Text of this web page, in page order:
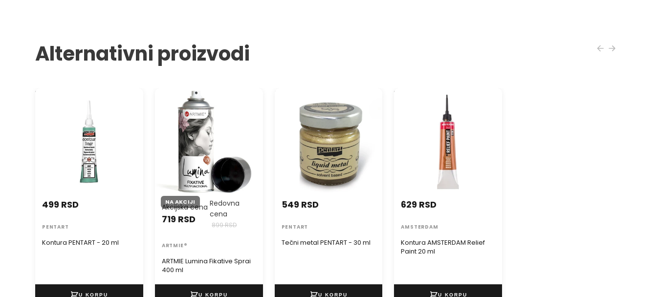
Alternativni proizvodi
Kontura PENTART - 20 ml
Kontura PENTART - 20 ml
499 RSD
PENTART
ARTMIE Lumina Fikative Sprai
NA AKCIJI
ARTMIE Lumina Fikative Sprai
400 ml
Akcijska cena
719 RSD
Redovna
cena
899 RSD
ARTMIE® Tečni metal PENTART - 30 ml
549 RSD
PENTART
Kontura AMSTERDAM Relief
Kontura AMSTERDAM Relief
Paint 20 ml
629 RSD
AMSTERDAM